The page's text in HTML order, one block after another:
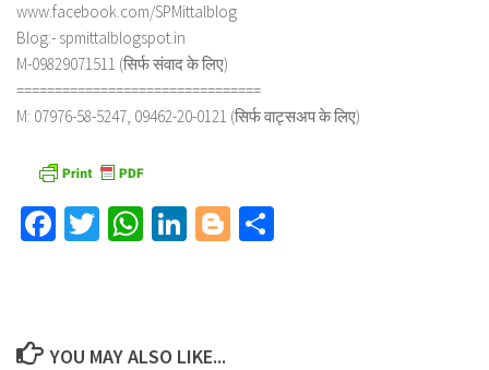
www.facebook.com/SPMittalblog
Blog:- spmittalblogspot.in
M-09829071511 (सिर्फ संवाद के लिए)
================================
M: 07976-58-5247, 09462-20-0121 (सिर्फ वाट्सअप के लिए)
Facebook
TwitterWhatsApp
LinkedIn
Blogger
YOU MAY ALSO LIKE...